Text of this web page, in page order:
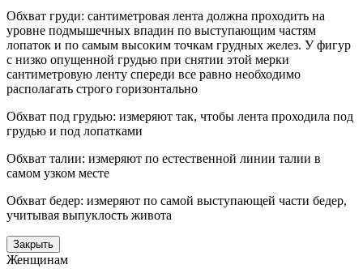
Обхват груди: сантиметровая лента должна проходить на
уровне подмышечных впадин по выступающим частям
лопаток и по самым высоким точкам грудных желез. У фигур
с низко опущенной грудью при снятии этой мерки
сантиметровую ленту спереди все равно необходимо
располагать строго горизонтально
Обхват под грудью: измеряют так, чтобы лента проходила под
грудью и под лопатками
Обхват талии: измеряют по естественной линии талии в
самом узком месте
Обхват бедер: измеряют по самой выступающей части бедер,
учитывая выпуклость живота
Закрыть
Женщинам